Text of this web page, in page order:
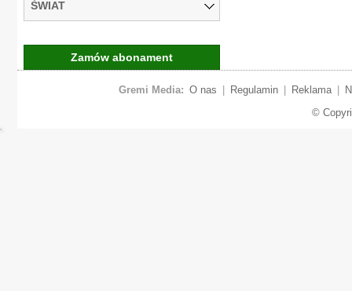
ŚWIAT
Zamów abonament
Gremi Media: O nas Regulamin Reklama
©